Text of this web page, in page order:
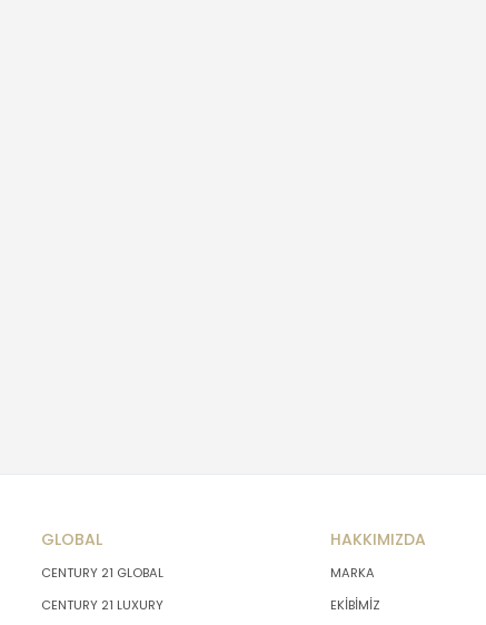
GLOBAL
CENTURY 21 GLOBAL
CENTURY 21 LUXURY
HAKKIMIZDA
MARKA
EKİBİMİZ